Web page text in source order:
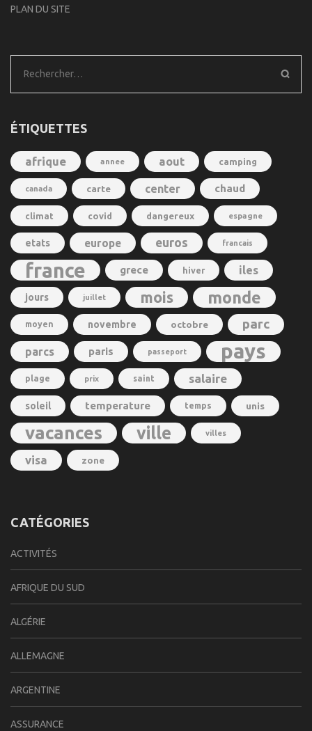
PLAN DU SITE
Rechercher :
ÉTIQUETTES
afrique annee aout camping
canada carte center chaud
climat covid dangereux espagne
etats europe euros francais
france grece hiver iles
jours juillet mois monde
moyen novembre octobre parc
parcs paris passeport pays
plage prix saint salaire
soleil temperature temps unis
vacances ville villes
visa zone
CATÉGORIES
ACTIVITÉS
AFRIQUE DU SUD
ALGÉRIE
ALLEMAGNE
ARGENTINE
ASSURANCE